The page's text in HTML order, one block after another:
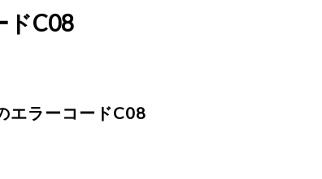
ドC08
エラーコードC08